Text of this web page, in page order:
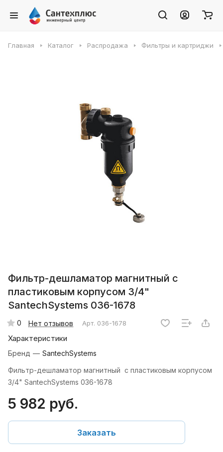
Главная Каталог Распродажа Фильтры и картриджи
Фильтр-дешламатор магнитный с
пластиковым корпусом 3/4"
SantechSystems 036-1678
0 Нет отзывов Арт. 036-1678
Характеристики
Бренд — SantechSystems
Фильтр-дешламатор магнитный с пластиковым корпусом
3/4" SantechSystems 036-1678
5 982 руб.
Заказать